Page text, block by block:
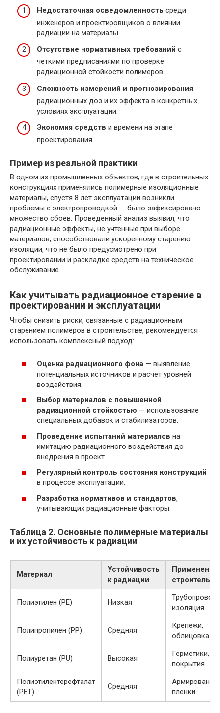
Недостаточная осведомленность среди
инженеров и проектировщиков о влиянии
радиации на материалы.
Отсутствие нормативных требований с
четкими предписаниями по проверке
радиационной стойкости полимеров.
Сложность измерений и прогнозирования
радиационных доз и их эффекта в конкретных
условиях эксплуатации.
Экономия средств и времени на этапе
проектирования.
Пример из реальной практики
В одном из промышленных объектов, где в строительных
конструкциях применялись полимерные изоляционные
материалы, спустя 8 лет эксплуатации возникли
проблемы с электропроводкой — было зафиксировано
множество сбоев. Проведенный анализ выявил, что
радиационные эффекты, не учтённые при выборе
материалов, способствовали ускоренному старению
изоляции, что не было предусмотрено при
проектировании и раскладке средств на техническое
обслуживание.
Как учитывать радиационное старение в
проектировании и эксплуатации
Чтобы снизить риски, связанные с радиационным
старением полимеров в строительстве, рекомендуется
использовать комплексный подход:
Оценка радиационного фона — выявление
потенциальных источников и расчет уровней
воздействия.
Выбор материалов с повышенной
радиационной стойкостью — использование
специальных добавок и стабилизаторов.
Проведение испытаний материалов на
имитацию радиационного воздействия до
внедрения в проект.
Регулярный контроль состояния конструкций
в процессе эксплуатации.
Разработка нормативов и стандартов,
учитывающих радиационные факторы.
Таблица 2. Основные полимерные материалы
и их устойчивость к радиации
Материал
Устойчивость
к радиации
Применение
Полиэтилен (PE) Низкая
изоляция
Полипропилен (PP) Средняя
Крепежи,
облицовка
Полиуретан (PU) Высокая
Герметики,
покрытия
Полиэтилентерефталат
(PET)
Средняя
Армирование,
пленки